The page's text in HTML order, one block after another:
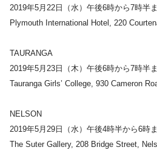
2019年5月22日（水）午後6時から7時半
Plymouth International Hotel, 220
TAURANGA
2019年5月23日（木）午後6時から7時半
Tauranga Girls’ College, 930 Cameron
NELSON
2019年5月29日（水）午後4時半から6時
The Suter Gallery, 208 Bridge Street,